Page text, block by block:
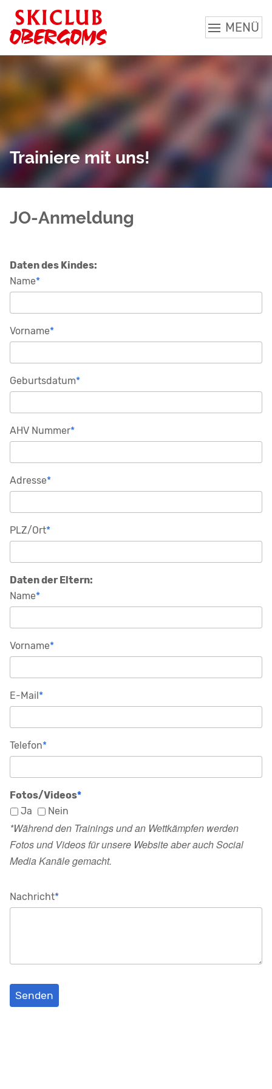
MENÜ
Trainiere mit uns!
JO-Anmeldung
Daten des Kindes:
Pflichtfeld
Name*
Pflichtfeld
Vorname*
Pflichtfeld
Geburtsdatum*
Pflichtfeld
AHV Nummer*
Pflichtfeld
Adresse*
Pflichtfeld
PLZ/Ort*
Daten der Eltern:
Pflichtfeld
Name*
Pflichtfeld
Vorname*
Pflichtfeld
E-Mail*
Pflichtfeld
Telefon*
Pflichtfeld
Fotos/Videos*
Ja
Nein
*Während den Trainings und an Wettkämpfen werden
Fotos und Videos für unsere Website aber auch Social
Media Kanäle gemacht.
Pflichtfeld
Nachricht*
Senden